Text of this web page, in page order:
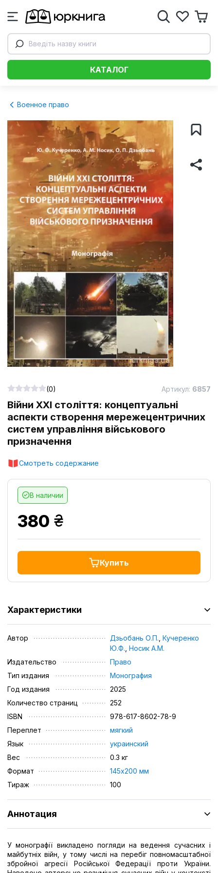
Введіть назву книги
КАТАЛОГ
Военное право
Війни ХХІ століття: концептуальні
аспекти створення мережецентричних
систем управління військового
призначення
Смотреть содержание
(0) Артикул: 6857
В наличии
380 грн.
Купить
Характеристики
Автор Дзьобань О.П. Кучеренко
Ю.Ф. Носик А.М.
Издательство
Право
Тип издания
Монография
Год издания
2025
Количество страниц
252
ISBN
978-617-8602-78-9
Переплет
мягкий
Язык
украинский
Вес
0.3 кг
Формат
145х200 мм
Тираж
100
Аннотация
У монографії викладено погляди на ведення сучасних і
майбутніх війн, у тому числі на перебіг повномасштабної
збройної агресії Російської Федерації проти України.